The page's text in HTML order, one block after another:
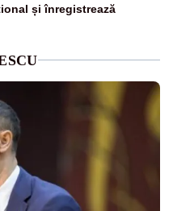
și înregistrează